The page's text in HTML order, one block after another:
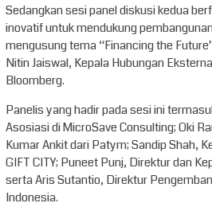
Sedangkan sesi panel diskusi kedua
inovatif untuk mendukung
mengusung tema “Financing the
Nitin Jaiswal, Kepala Hubungan
Bloomberg.
Panelis yang hadir pada sesi ini
Asosiasi di MicroSave Consulting; Oki
Kumar Ankit dari Patym; Sandip Shah,
GIFT CITY; Puneet Punj, Direktur dan
serta Aris Sutantio, Direktur
Indonesia.